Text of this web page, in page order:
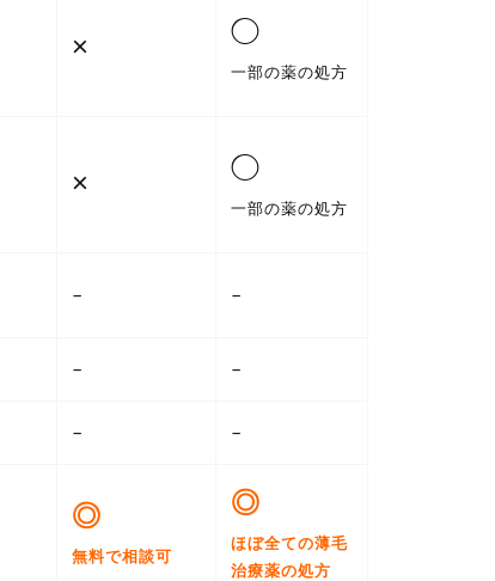
× ◯
一部の薬の処方
× ◯
一部の薬の処方
– –
– –
– –
◎
無料で相談可
◎
ほぼ全ての薄毛
治療薬の処方